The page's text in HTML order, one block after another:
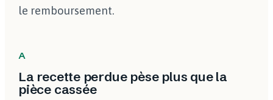
le remboursement.
A
La recette perdue pèse plus que la
pièce cassée